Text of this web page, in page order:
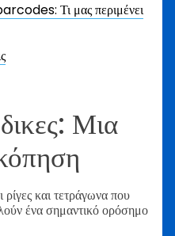
Τι μας περιμένει
Μια
ρίγες και τετράγωνα που
ένα σημαντικό ορόσημο